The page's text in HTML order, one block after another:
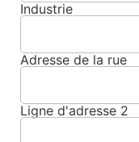
Industrie
Adresse de la rue
Ligne d'adresse 2